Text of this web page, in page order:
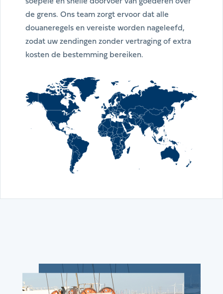
soepele en snelle doorvoer van goederen over
de grens. Ons team zorgt ervoor dat alle
douaneregels en vereiste worden nageleefd,
zodat uw zendingen zonder vertraging of extra
kosten de bestemming bereiken.